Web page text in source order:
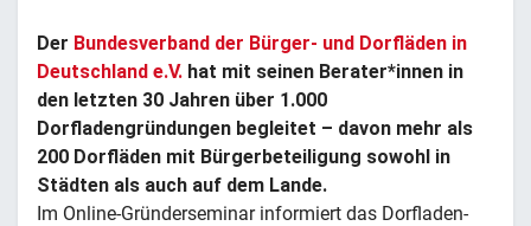
Der Bundesverband der Bürger- und Dorfläden in
Deutschland e.V. hat mit seinen Berater*innen in
den letzten 30 Jahren über 1.000
Dorfladengründungen begleitet – davon mehr als
200 Dorfläden mit Bürgerbeteiligung sowohl in
Städten als auch auf dem Lande.
Im Online-Gründerseminar informiert das Dorfladen-